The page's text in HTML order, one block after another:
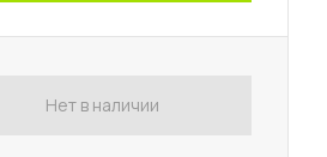
Нет в наличии